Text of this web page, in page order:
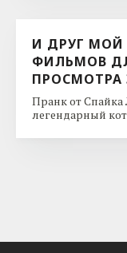
И ДРУГ МОЙ
ФИЛЬМОВ
ПРОСМОТРА
Пранк от
легендарный кот.